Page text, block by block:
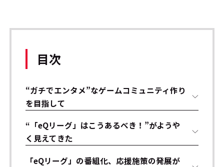
目次
“ガチでエンタメ”なゲームコミュニティ作り
を目指して
“「eQリーグ」はこうあるべき！”がようや
く見えてきた
「eQリーグ」の番組化、応援施策の発展が